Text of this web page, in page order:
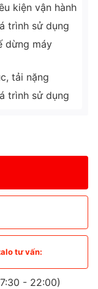
kiện vận hành
trình sử dụng
dừng máy
tải nặng
trình sử dụng
tư vấn:
- 22:00)